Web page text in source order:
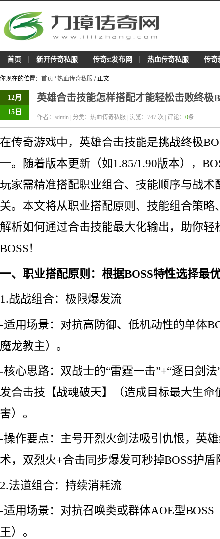
首页 新开传奇私服 传奇sf发布网 热血传奇私服 传奇
你现在的位置： 首页 /热血传奇私服 / 正文
12月
15日
英雄合击技能怎样搭配才能轻松击败终极
作者：admin | 分类：热血传奇私服 | 浏览： 747 次 | 评论： 0条
在传奇游戏中，英雄合击技能是挑战终极
一。随着版本更新（如1.85/1.90版本），
玩家需精准搭配职业组合、技能顺序与战术
关。本文将从职业搭配原则、技能组合策略
解析如何通过合击技能最大化输出，助你轻
BOSS！
一、职业搭配原则：根据BOSS特性选择最
1.战战组合：极限爆发流
-适用场景：对抗高防御、低机动性的单体
魔龙教主）。
-核心思路：双战士的“雷霆一击”+“逐日剑
发合击技【战魂破天】（造成目标最大生命
害）。
-操作要点：主号开烈火剑法吸引仇恨，英
术，双烈火+合击同步爆发可秒掉BOSS护盾
2.法道组合：持续消耗流
-适用场景：对抗召唤类或群体AOE型BOSS
王）。